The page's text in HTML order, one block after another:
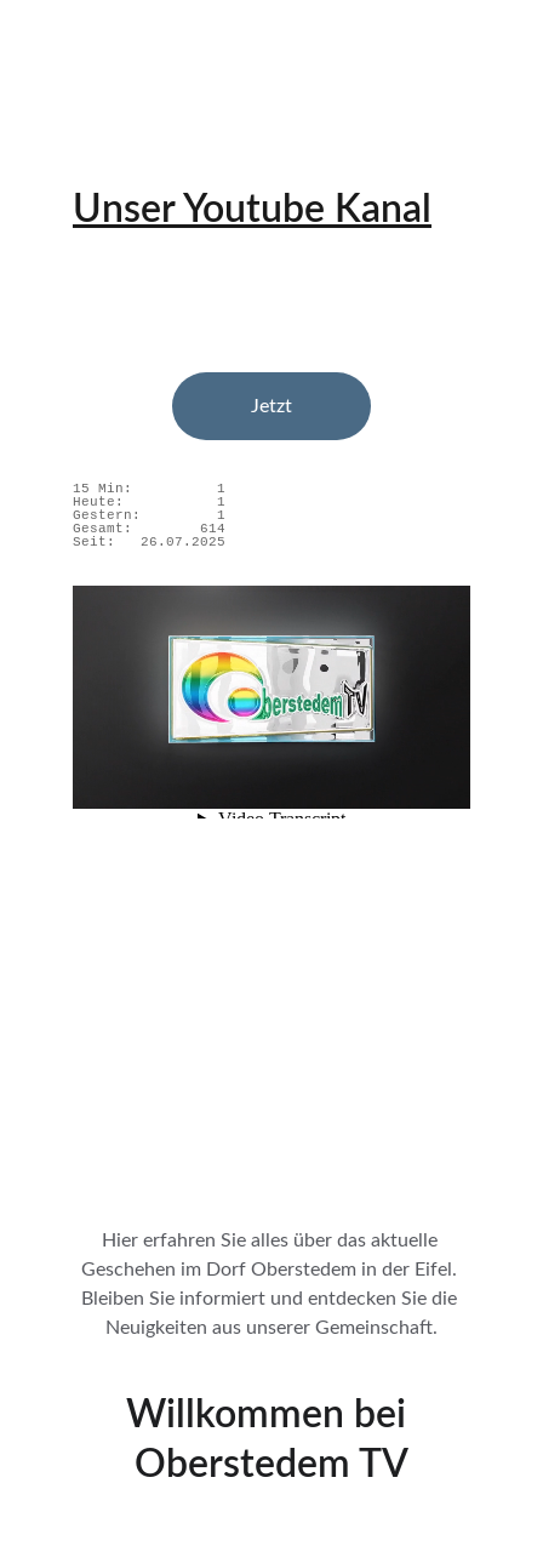
Jetzt
Unser Youtube Kanal
Hier erfahren Sie alles über das aktuelle
Geschehen im Dorf Oberstedem in der Eifel.
Bleiben Sie informiert und entdecken Sie die
Neuigkeiten aus unserer Gemeinschaft.
Willkommen bei
Oberstedem TV